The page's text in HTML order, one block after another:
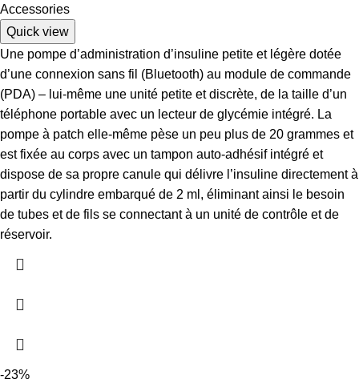
Accessories
Quick view
Une pompe d’administration d’insuline petite et légère dotée
d’une connexion sans fil (Bluetooth) au module de commande
(PDA) – lui-même une unité petite et discrète, de la taille d’un
téléphone portable avec un lecteur de glycémie intégré. La
pompe à patch elle-même pèse un peu plus de 20 grammes et
est fixée au corps avec un tampon auto-adhésif intégré et
dispose de sa propre canule qui délivre l’insuline directement à
partir du cylindre embarqué de 2 ml, éliminant ainsi le besoin
de tubes et de fils se connectant à un unité de contrôle et de
réservoir.
-23%